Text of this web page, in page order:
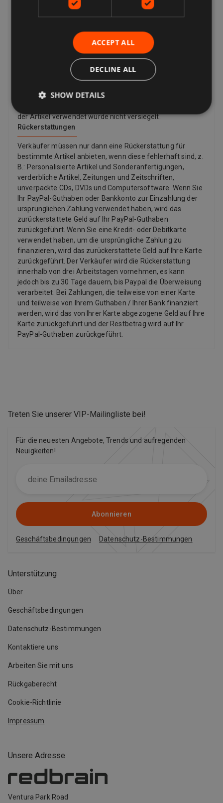
haben Kunden in der Europäischen Union auch das Recht,
Tag zu stornieren, an dem Sie die letzte von Ihnen
bestellte Ware erhalten, oder ein von Ihnen angegebener
Dritter (außer dem Spediteur) (falls separat geliefert).
Dies gilt für alle Produkte mit Ausnahme von digitalen
Artikeln (z. B. digitaler Musik), die Ihnen sofort mit Ihrer
andere Artikel wie Video, DVD, Audio, Videospiele, Sex- und
der Artikel verwendet wurde nicht versiegelt.
Rückerstattungen
Verkäufer müssen nur dann eine Rückerstattung für
bestimmte Artikel anbieten, wenn diese fehlerhaft sind, z.
B.: Personalisierte Artikel und Sonderanfertigungen,
verderbliche Artikel, Zeitungen und Zeitschriften,
unverpackte CDs, DVDs und Computersoftware. Wenn Sie
Ihr PayPal-Guthaben oder Bankkonto zur Einzahlung der
ursprünglichen Zahlung verwendet haben, wird das
zurückerstattete Geld auf Ihr PayPal-Guthaben
zurückgeführt. Wenn Sie eine Kredit- oder Debitkarte
verwendet haben, um die ursprüngliche Zahlung zu
finanzieren, wird das zurückerstattete Geld auf Ihre Karte
zurückgeführt. Der Verkäufer wird die Rückerstattung
innerhalb von drei Arbeitstagen vornehmen, es kann
jedoch bis zu 30 Tage dauern, bis Paypal die Überweisung
verarbeitet. Bei Zahlungen, die teilweise von einer Karte
und teilweise von Ihrem Guthaben / Ihrer Bank finanziert
werden, wird das von Ihrer Karte abgezogene Geld auf Ihre
Karte zurückgeführt und der Restbetrag wird auf Ihr
PayPal-Guthaben zurückgeführt.
Unsere Adresse
Ventura Park Road
Unterstützung
Über
Geschäftsbedingungen
Datenschutz-Bestimmungen
Kontaktiere uns
Arbeiten Sie mit uns
Rückgaberecht
Cookie-Richtlinie
Impressum
Treten Sie unserer VIP-Mailingliste bei!
Für die neuesten Angebote, Trends und aufregenden
Neuigkeiten!
Abonnieren
Geschäftsbedingungen Datenschutz-Bestimmungen
ACCEPT ALL
DECLINE ALL
SHOW DETAILS